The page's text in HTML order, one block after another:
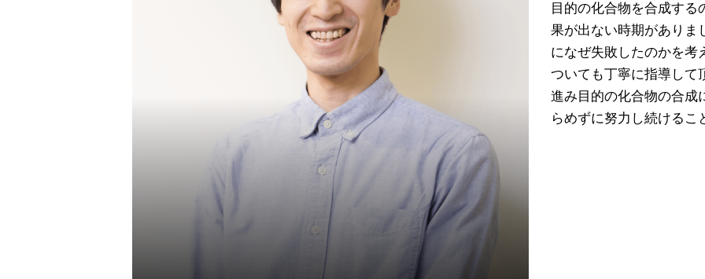
目的の化合物を合成す
果が出ない時期がありま
になぜ失敗したのかを考
ついても丁寧に指導して
進み目的の化合物の合成
らめずに努力し続ける